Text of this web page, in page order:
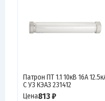
Патрон ПТ 1.1 10кВ 16А
С У3 КЭАЗ 231412
Цена813 ₽